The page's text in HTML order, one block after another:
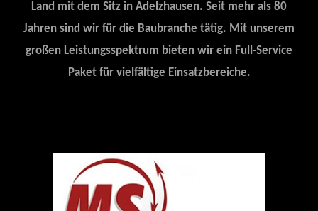
Land mit dem Sitz in Adelzhausen. Seit mehr als 80
Jahren sind wir für die Baubranche tätig. Mit unserem
großen Leistungsspektrum bieten wir ein Full-Service
Paket für vielfältige Einsatzbereiche.